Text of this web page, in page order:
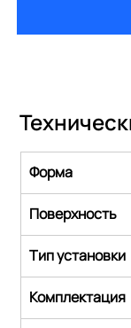
Форма
Поверхность
Тип установки
Комплектация